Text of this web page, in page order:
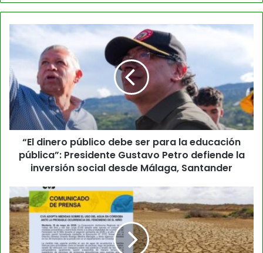
“El dinero público debe ser para la educación
pública”: Presidente Gustavo Petro defiende la
inversión social desde Málaga, Santander